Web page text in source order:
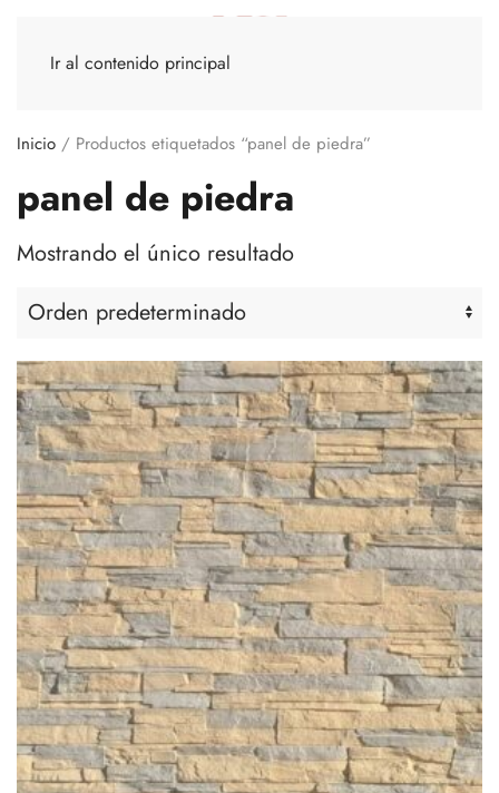
Ir al contenido principal
Inicio / Productos etiquetados “panel de piedra”
panel de piedra
Mostrando el único resultado